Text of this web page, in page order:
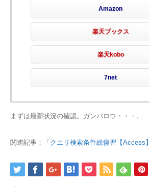
Amazon
楽天ブックス
楽天kobo
7net
まずは最新状況の確認。ガンバロウ・・・。
関連記事：「 クエリ検索条件総復習【Access】